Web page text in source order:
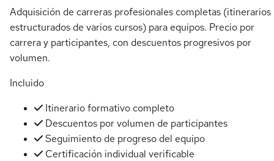
Adquisición de carreras profesionales completas (itinerarios
estructurados de varios cursos) para equipos. Precio por
carrera y participantes, con descuentos progresivos por
volumen.
Incluido
Itinerario formativo completo
Descuentos por volumen de participantes
Seguimiento de progreso del equipo
Certificación individual verificable